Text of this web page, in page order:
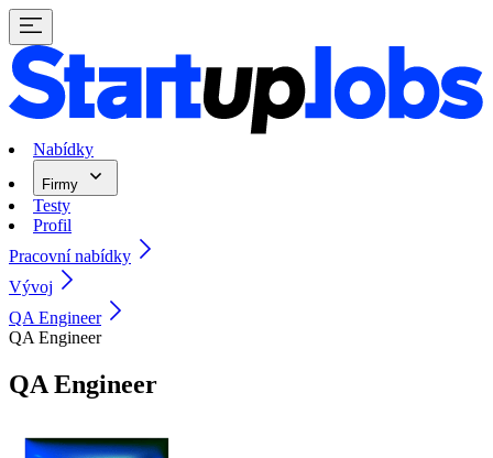
Nabídky
Firmy
Testy
Profil
Pracovní nabídky
Vývoj
QA Engineer
QA Engineer
QA Engineer